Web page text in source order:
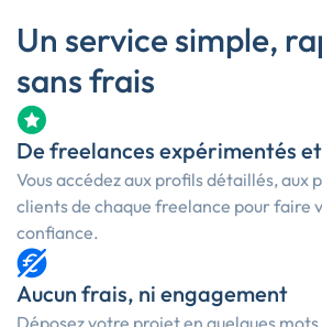
Un service simple,
sans frais
De freelances expérimentés
Vous accédez aux profils détaillés, aux
clients de chaque freelance pour faire
confiance.
Aucun frais, ni engagement